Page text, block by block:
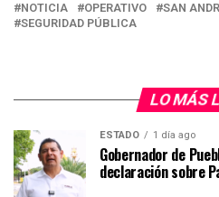
NOTICIA
OPERATIVO
SAN
SEGURIDAD PÚBLICA
LO MÁS
ESTADO 1 día ago
Gobernador de
declaración sobre